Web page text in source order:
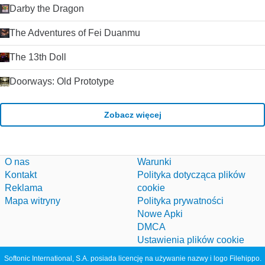
Darby the Dragon
The Adventures of Fei Duanmu
The 13th Doll
Doorways: Old Prototype
Zobacz więcej
O nas
Kontakt
Reklama
Mapa witryny
Warunki
Polityka dotycząca plików
cookie
Polityka prywatności
Nowe Apki
DMCA
Ustawienia plików cookie
Softonic International, S.A. posiada licencję na używanie nazwy i logo Filehippo.